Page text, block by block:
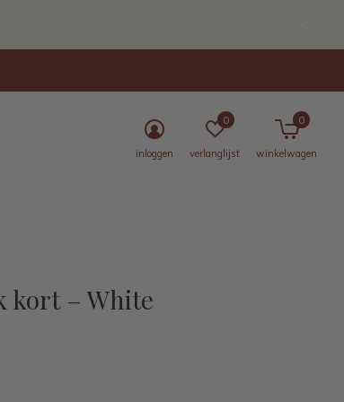
inloggen verlanglijst
0
winkelwagen
0
kort – White